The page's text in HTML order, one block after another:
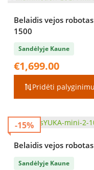
Belaidis vejos
1500
Sandėlyje Kaune
€1,699.00
Pridėti
-15%
Belaidis vejos
Sandėlyje Kaune